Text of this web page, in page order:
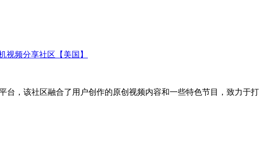
视频分享社区【美国】
台，该社区融合了用户创作的原创视频内容和一些特色节目，致力于